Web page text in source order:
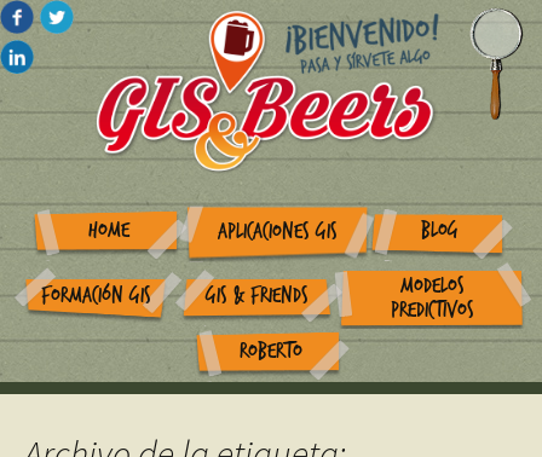
HOME APLICACIONES GIS BLOG
FORMACIÓN GIS GIS & FRIENDS
MODELOS
PREDICTIVOS
ROBERTO